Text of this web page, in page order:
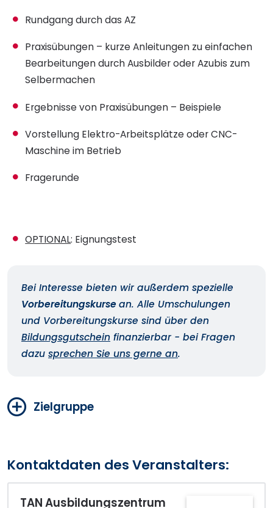
Rundgang durch das AZ
Praxisübungen – kurze Anleitungen zu einfachen
Bearbeitungen durch Ausbilder oder Azubis zum
Selbermachen
Ergebnisse von Praxisübungen – Beispiele
Vorstellung Elektro-Arbeitsplätze oder CNC-
Maschine im Betrieb
Fragerunde
OPTIONAL: Eignungstest
Bei Interesse bieten wir außerdem spezielle
Vorbereitungskursean. Alle Umschulungen
und Vorbereitungskurse sind über den
Bildungsgutscheinfinanzierbar - bei Fragen
dazu sprechen Sie uns gerne an.
Zielgruppe
Kontaktdaten des Veranstalters:
TAN Ausbildungszentrum